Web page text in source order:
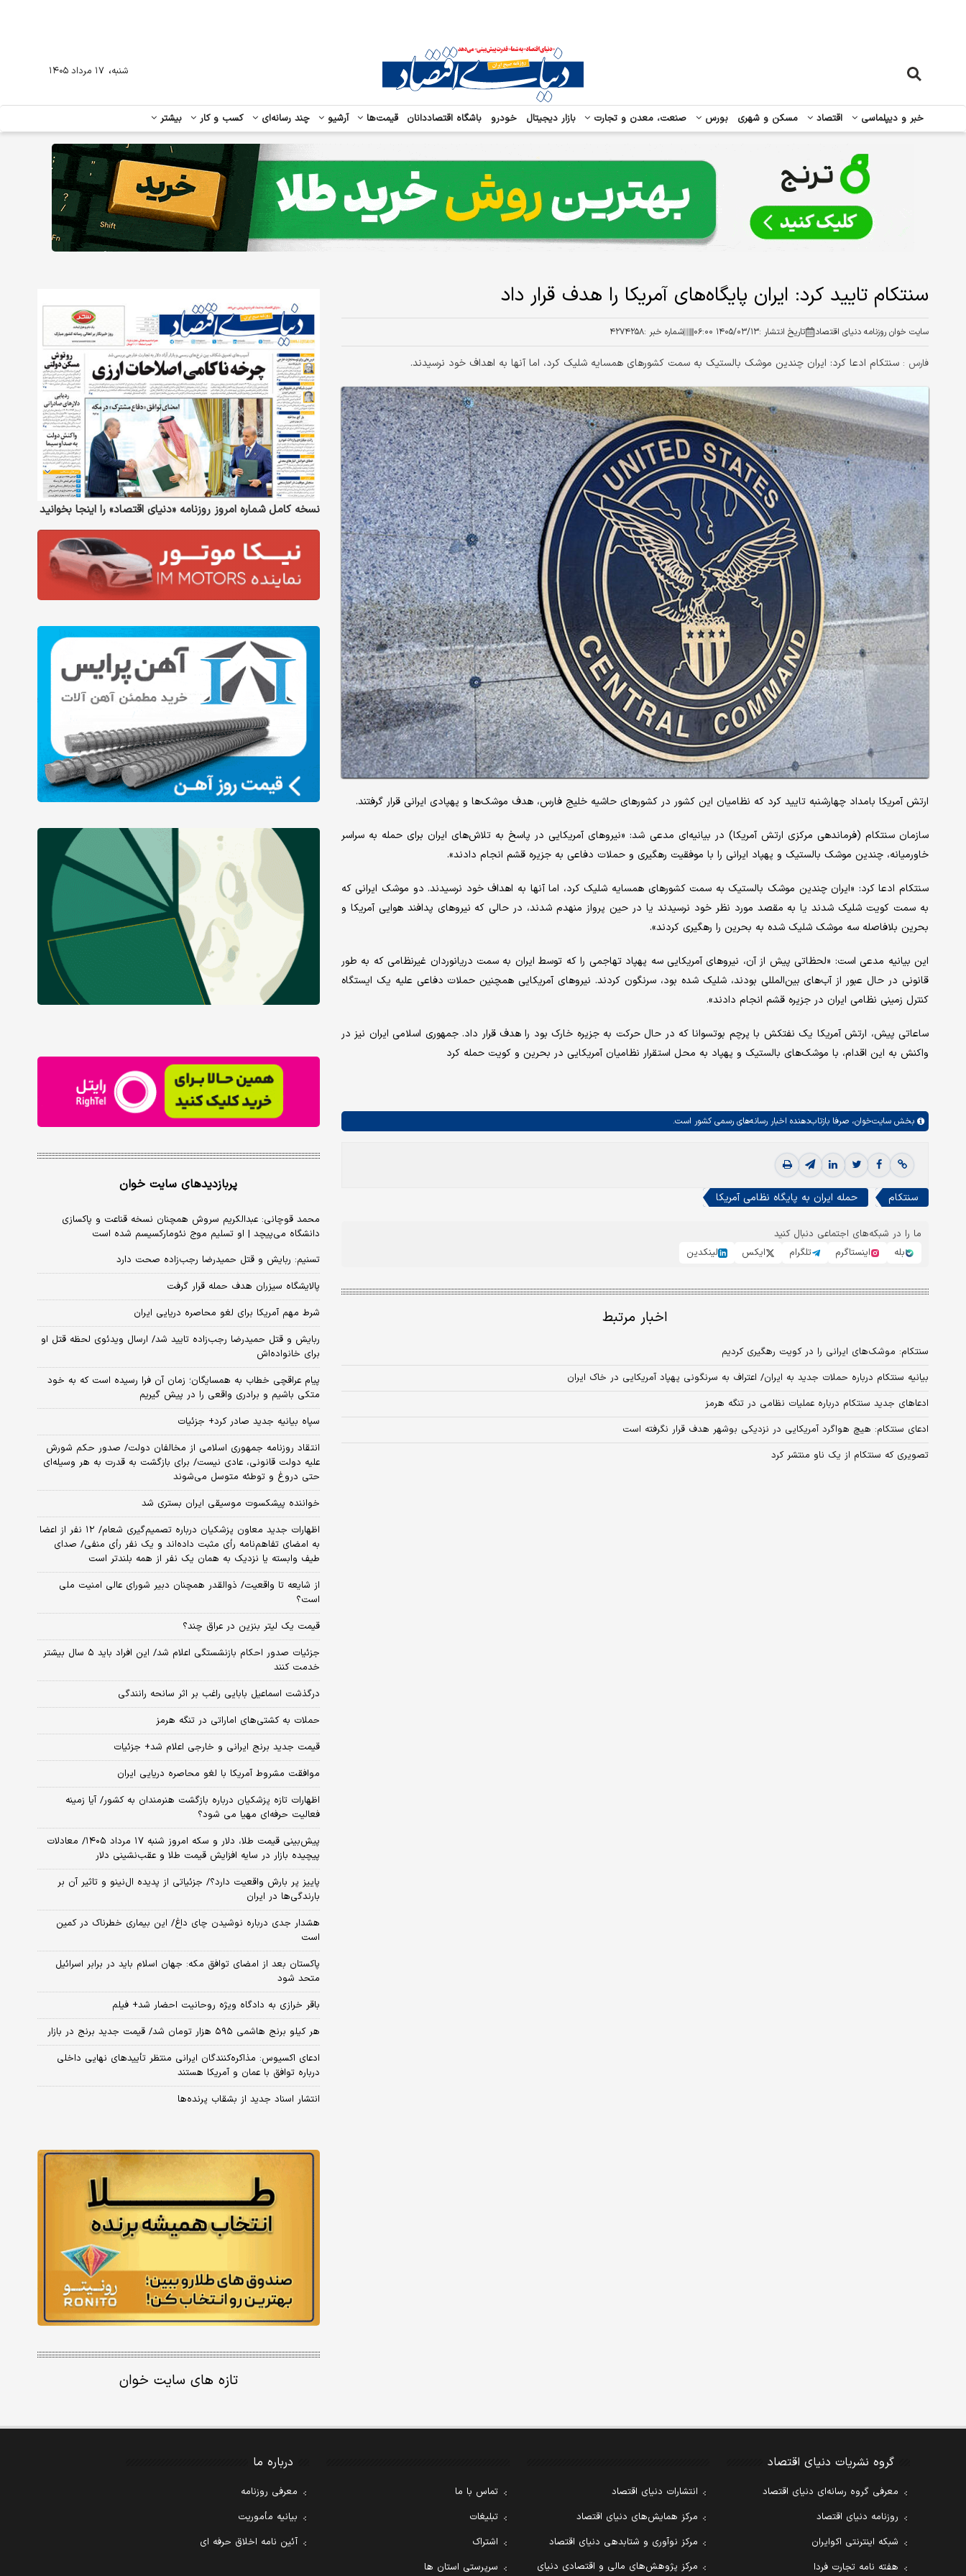
خبر و دیپلماسی اقتصاد مسکن و شهری بورس صنعت، معدن و تجارت بازار دیجیتال خودرو باشگاه اقتصاددانان قیمت‌ها آرشیو چند رسانه‌ای کسب و کار بیشتر
شنبه، ۱۷ مرداد ۱۴۰۵
سنتکام تایید کرد: ایران پایگاه‌های آمریکا را هدف قرار داد
سایت خوان روزنامه دنیای اقتصاد تاریخ انتشار :۱۴۰۵/۰۳/۱۳ ۰۶:۰۰ شماره خبر :۴۲۷۴۲۵۸
فارس : سنتکام ادعا کرد: ایران چندین موشک بالستیک به سمت کشورهای همسایه شلیک کرد، اما آنها به اهداف خود نرسیدند.
ارتش آمریکا بامداد چهارشنبه تایید کرد که نظامیان این کشور در کشورهای حاشیه خلیج فارس، هدف موشک‌ها و پهپادی ایرانی قرار گرفتند.
سازمان سنتکام (فرماندهی مرکزی ارتش آمریکا) در بیانیه‌ای مدعی شد: «نیروهای آمریکایی در پاسخ به تلاش‌های ایران برای حمله به سراسر
خاورمیانه، چندین موشک بالستیک و پهپاد ایرانی را با موفقیت رهگیری و حملات دفاعی به جزیره قشم انجام دادند».
سنتکام ادعا کرد: «ایران چندین موشک بالستیک به سمت کشورهای همسایه شلیک کرد، اما آنها به اهداف خود نرسیدند. دو موشک ایرانی که
به سمت کویت شلیک شدند یا به مقصد مورد نظر خود نرسیدند یا در حین پرواز منهدم شدند، در حالی که نیروهای پدافند هوایی آمریکا و
بحرین بلافاصله سه موشک شلیک شده به بحرین را رهگیری کردند».
این بیانیه مدعی است: «لحظاتی پیش از آن، نیروهای آمریکایی سه پهپاد تهاجمی را که توسط ایران به سمت دریانوردان غیرنظامی که به طور
قانونی در حال عبور از آب‌های بین‌المللی بودند، شلیک شده بود، سرنگون کردند. نیروهای آمریکایی همچنین حملات دفاعی علیه یک ایستگاه
کنترل زمینی نظامی ایران در جزیره قشم انجام دادند».
ساعاتی پیش، ارتش آمریکا یک نفتکش با پرچم بوتسوانا که در حال حرکت به جزیره خارک بود را هدف قرار داد. جمهوری اسلامی ایران نیز در
واکنش به این اقدام، با موشک‌های بالستیک و پهپاد به محل استقرار نظامیان آمریکایی در بحرین و کویت حمله کرد
بخش سایت‌خوان، صرفا بازتاب‌دهنده اخبار رسانه‌های رسمی کشور است.
سنتکام حمله ایران به پایگاه نظامی آمریکا
ما را در شبکه‌های اجتماعی دنبال کنید
بله
اینستاگرم تلگرام ایکس لینکدین
اخبار مرتبط
سنتکام: موشک‌های ایرانی را در کویت رهگیری کردیم
بیانیه سنتکام درباره حملات جدید به ایران/ اعتراف به سرنگونی پهپاد آمریکایی در خاک ایران
ادعاهای جدید سنتکام درباره عملیات نظامی در تنگه هرمز
ادعای سنتکام: هیچ هواگرد آمریکایی در نزدیکی بوشهر هدف قرار نگرفته است
تصویری که سنتکام از یک ناو منتشر کرد
نسخه کامل شماره امروز روزنامه «دنیای‌ اقتصاد» را اینجا بخوانید
پربازدیدهای سایت خوان
محمد قوچانی: عبدالکریم سروش همچنان نسخه قناعت و پاکسازی
دانشگاه می‌پیچد | او تسلیم موج نئومارکسیسم شده است
تسنیم: ربایش و قتل حمیدرضا رجب‌زاده صحت دارد
پالایشگاه سیزران هدف حمله قرار گرفت
شرط مهم آمریکا برای لغو محاصره دریایی ایران
ربایش و قتل حمیدرضا رجب‌زاده تایید شد/ ارسال ویدئوی لحظه قتل او
برای خانواده‌اش
پیام عراقچی خطاب به همسایگان؛ زمان آن فرا رسیده است که به خود
متکی باشیم و برادری واقعی را در پیش گیریم
سپاه بیانیه جدید صادر کرد+ جزئیات
انتقاد روزنامه جمهوری اسلامی از مخالفان دولت/ صدور حکم شورش
علیه دولت قانونی، عادی نیست/ برای بازگشت به قدرت به هر وسیله‌ای
حتی دروغ و توطئه متوسل می‌شوند
خواننده پیشکسوت موسیقی ایران بستری شد
اظهارات جدید معاون پزشکیان درباره تصمیم‌گیری شعام/ ۱۲ نفر از اعضا
به امضای تفاهم‌نامه رأی مثبت داده‌اند و یک نفر رأی منفی/ صدای
طیف وابسته یا نزدیک به همان یک نفر از همه بلندتر است
از شایعه تا واقعیت/ ذوالقدر همچنان دبیر شورای ‌عالی امنیت ملی
است؟
قیمت یک لیتر بنزین در عراق چند؟
جزئیات صدور احکام بازنشستگی اعلام شد/ این افراد باید ۵ سال بیشتر
خدمت کنند
درگذشت اسماعیل بابایی راغب بر اثر سانحه رانندگی
حملات به کشتی‌های اماراتی در تنگه هرمز
قیمت جدید برنج ایرانی و خارجی اعلام شد+ جزئیات
موافقت مشروط آمریکا با لغو محاصره دریایی ایران
اظهارات تازه پزشکیان درباره بازگشت هنرمندان به کشور/ آیا زمینه
فعالیت حرفه‌ای مهیا می شود؟
پیش‌بینی قیمت طلا، دلار و سکه امروز شنبه ۱۷ مرداد ۱۴۰۵/ معادلات
پیچیده بازار در سایه افزایش قیمت طلا و عقب‌نشینی دلار
پاییز پر بارش واقعیت دارد؟/ جزئیاتی از پدیده ال‌نینو و تاثیر آن بر
بارندگی‌ها در ایران
هشدار جدی درباره نوشیدن چای داغ/ این بیماری خطرناک در کمین
است
پاکستان بعد از امضای توافق مکه: جهان اسلام باید در برابر اسرائیل
متحد شود
باقر خرازی به دادگاه ویژه روحانیت احضار شد+ فیلم
هر کیلو برنج هاشمی ۵۹۵ هزار تومان شد/ قیمت جدید برنج در بازار
ادعای اکسیوس: مذاکره‌کنندگان ایرانی منتظر تأییدهای نهایی داخلی
درباره توافق با عمان و آمریکا هستند
انتشار اسناد جدید از بشقاب پرنده‌ها
تازه های سایت خوان
گروه نشریات دنیای اقتصاد
معرفی گروه رسانه‌ای دنیای اقتصاد
روزنامه دنیای اقتصاد
شبکه اینترنتی اکوایران
هفته نامه تجارت فردا
انتشارات دنیای اقتصاد
مرکز همایش‌های دنیای اقتصاد
مرکز نوآوری و شتابدهی دنیای اقتصاد
مرکز پژوهش‌های مالی و اقتصادی دنیای
تماس با ما
تبلیغات
اشتراک
سرپرستی استان ها
درباره ما
معرفی روزنامه
بیانیه مأموریت
آئین نامه اخلاق حرفه ای